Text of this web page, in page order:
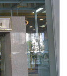
อนาคตต้องใช้
ค่อนข้างเป็น
ฐธรรมนูญ